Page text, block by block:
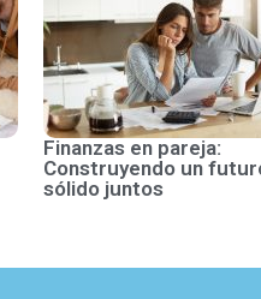
Finanzas en pareja:
Construyendo un
sólido juntos